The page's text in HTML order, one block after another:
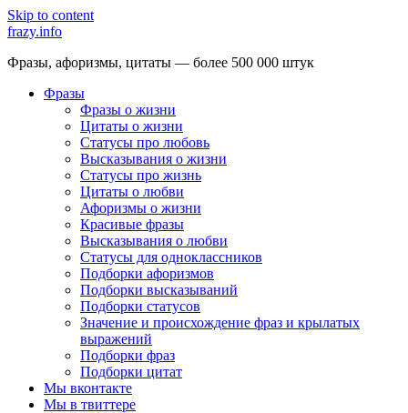
Skip to content
frazy.info
Фразы, афоризмы, цитаты — более 500 000 штук
Фразы
Фразы о жизни
Цитаты о жизни
Статусы про любовь
Высказывания о жизни
Статусы про жизнь
Цитаты о любви
Афоризмы о жизни
Красивые фразы
Высказывания о любви
Статусы для одноклассников
Подборки афоризмов
Подборки высказываний
Подборки статусов
Значение и происхождение фраз и крылатых
выражений
Подборки фраз
Подборки цитат
Мы вконтакте
Мы в твиттере